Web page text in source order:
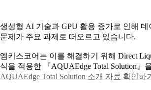
생성형 AI 기술과 GPU 활용 증가로 인해 데
문제가 주요 과제로 떠오르고 있습니다.
엠키스코어는 이를 해결하기 위해 Direct
식을 적용한 『AQUAEdge Total Solution』
AQUAEdge Total Solution 소개 자료 확인하기